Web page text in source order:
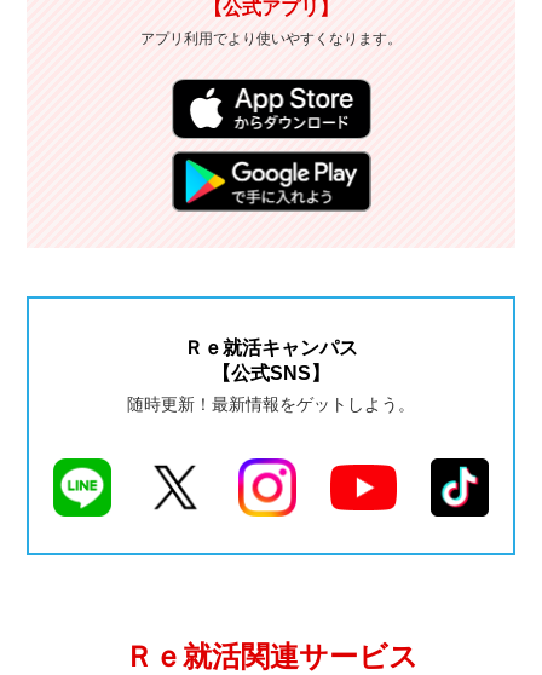
【公式アプリ】
アプリ利用でより使いやすくなります。
Ｒｅ就活キャンパス
【公式SNS】
随時更新！最新情報をゲットしよう。
Ｒｅ就活関連サービス